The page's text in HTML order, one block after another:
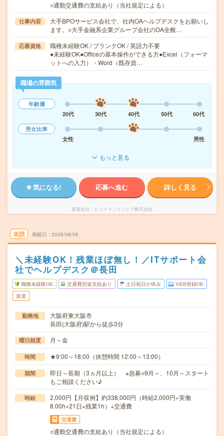
○通勤交通費の支給あり（当社規定による）
仕事内容
大手BPOサービス会社で、社内OAヘルプデスクをお願いし
ます。○大手金融系企業グループ会社のOA全般…
応募資格
職種未経験OK / ブランクOK / 英語力不要
●未経験OK●Officeの基本操作ができる方●Excel（フォーマ
ットへの入力）・Word（既存資…
職場の雰囲気
年齢層
20代
30代 40代 50代
60代
男女比率
女性
男性
もっと見る
気になる! 応募へ進む 詳しく見る
派遣会社 ヒューマンリソシア株式会社
未読 掲載日 2026/08/06
＼未経験OK！残業ほぼ無し！／ITサポート会
社でヘルプデスク＠長田
職種未経験OK 交通費別途支給あり 土日祝日が休み WEB登録OK
派遣
勤務地
大阪府東大阪市
長田(大阪府)駅から徒歩3分
曜日頻度 月～金
時間 ★9:00～18:00（休憩時間 12:00～13:00）
期間
即日～長期（3ヵ月以上） ※急募○9月～、10月～スタート
もご相談ください♪
時給
2,000円【月収例】約338,000円（時給2,000円×実働
8.00h×21日+残業1h）+交通費
交通費
○通勤交通費の支給あり（当社規定による）